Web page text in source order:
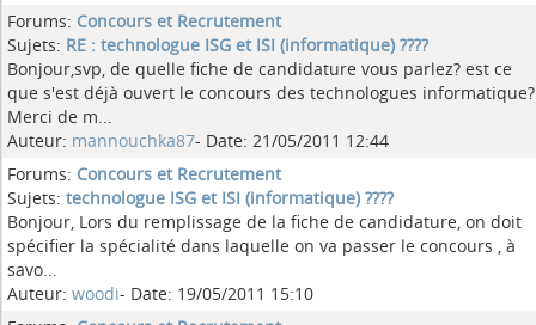
Forums: Concours et Recrutement
Sujets: RE : technologue ISG et ISI (informatique) ????
Bonjour,svp, de quelle fiche de candidature vous parlez? est ce
que s'est déjà ouvert le concours des technologues informatique?
Merci de m...
Auteur: mannouchka87- Date: 21/05/2011 12:44
Forums: Concours et Recrutement
Sujets: technologue ISG et ISI (informatique) ????
Bonjour, Lors du remplissage de la fiche de candidature, on doit
spécifier la spécialité dans laquelle on va passer le concours , à
savo...
Auteur: woodi- Date: 19/05/2011 15:10